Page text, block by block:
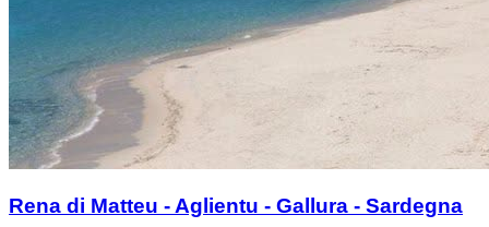
Rena di Matteu - Aglientu - Gallura - Sardegna